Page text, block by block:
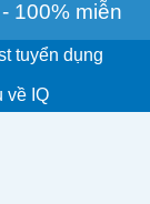
100% miễn
tuyển dụng
về IQ